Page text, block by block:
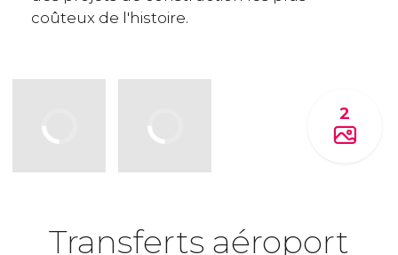
coûteux de l'histoire.
2
Transferts aéroport